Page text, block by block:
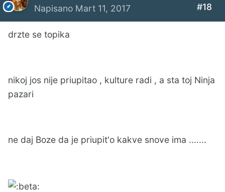
Napisano Mart 11, 2017 #18
drzte se topika
nikoj jos nije priupitao , kulture radi , a sta toj Ninja
pazari
ne daj Boze da je priupit'o kakve snove ima .......